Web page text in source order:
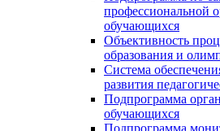
профессиональной
обучающихся
Объективность
образования и
Система
развития
Подпрограмма
обучающихся
Подпрограмма